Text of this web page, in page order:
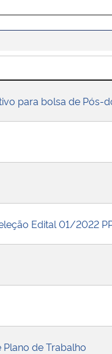
para bolsa de Pós-
Edital 01/2022
de Trabalho